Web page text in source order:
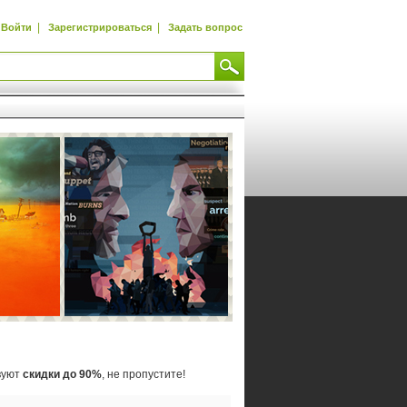
Войти | Зарегистрироваться | Задать вопрос
скидки до 90%, не пропустите!